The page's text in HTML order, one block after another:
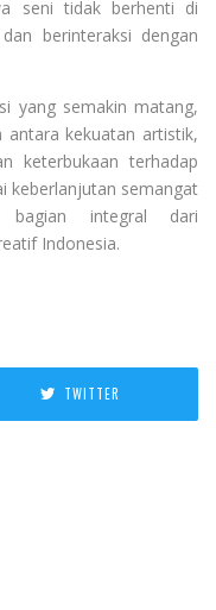
seni tidak berhenti di
berinteraksi dengan
yang semakin matang,
antara kekuatan artistik,
keterbukaan terhadap
keberlanjutan semangat
bagian integral dari
Indonesia.
TWITTER